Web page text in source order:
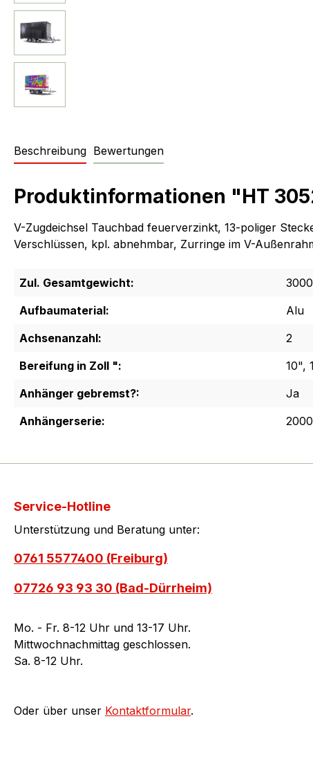
Beschreibung Bewertungen
Produktinformationen "HT
V-Zugdeichsel Tauchbad feuerverzinkt, 13-poliger
Verschlüssen, kpl. abnehmbar, Zurringe im V-
Zul. Gesamtgewicht:
Aufbaumaterial:
Alu
Achsenanzahl:
2
Bereifung in Zoll ":
10",
Anhänger gebremst?:
Ja
Anhängerserie:
Service-Hotline
Unterstützung und Beratung unter:
0761 5577400 (Freiburg)
07726 93 93 30 (Bad-Dürrheim)
Mo. - Fr. 8-12 Uhr und 13-17 Uhr.
Mittwochnachmittag geschlossen.
Sa. 8-12 Uhr.
Oder über unser Kontaktformular.